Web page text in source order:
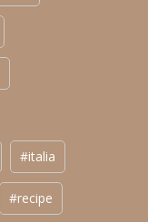
#italia
#recipe